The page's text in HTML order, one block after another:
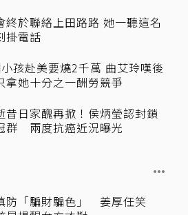
終於聯絡上田路路 她一聽這名
掛電話
孩赴美要燒2千萬 曲艾玲嘆後
拿她十分之一酬勞競爭
昔日家醜再掀！侯炳瑩認封鎖
群 兩度抗癌近況曝光
防「騙財騙色」 姜厚任笑